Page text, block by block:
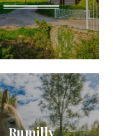
Rumilly